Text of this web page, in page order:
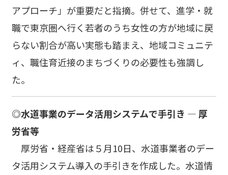
アプローチ」が重要だと指摘。併せて、進学・就
職で東京圏へ行く若者のうち女性の方が地域に戻
らない割合が高い実態も踏まえ、地域コミュニテ
ィ、職住育近接のまちづくりの必要性も強調し
た。
◎水道事業のデータ活用システムで手引き ― 厚
労省等
厚労省・経産省は５月10日、水道事業者のデー
タ活用システム導入の手引きを作成した。水道情